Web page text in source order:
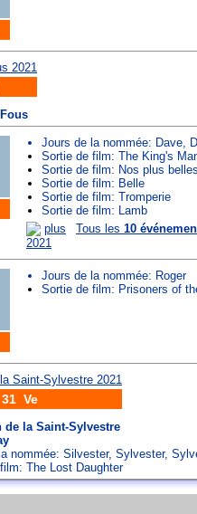
Jours de la nommée: Dave
Sortie de film: The King's
Sortie de film: Nos plus
Sortie de film: Belle
Sortie de film: Tromperie
Sortie de film: Lamb
plus
Tous les 10
2021
Jours de la nommée: Roger
Sortie de film: Prisoners of
31 Ve
de la Saint-Sylvestre
nommée: Silvester, Sylvester,
The Lost Daughter